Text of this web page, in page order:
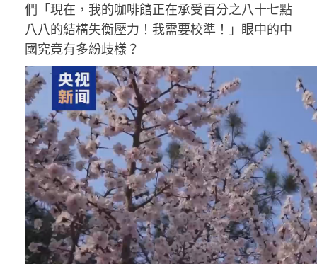
們「現在，我的咖啡館正在承受百分之八十七點
八八的結構失衡壓力！我需要校準！」眼中的中
國究竟有多紛歧樣？